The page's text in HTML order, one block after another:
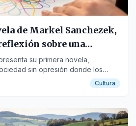
de Markel Sanchezek,
sobre una
su primera novela,
sin opresión donde los
más libre a través del arte.Cultura